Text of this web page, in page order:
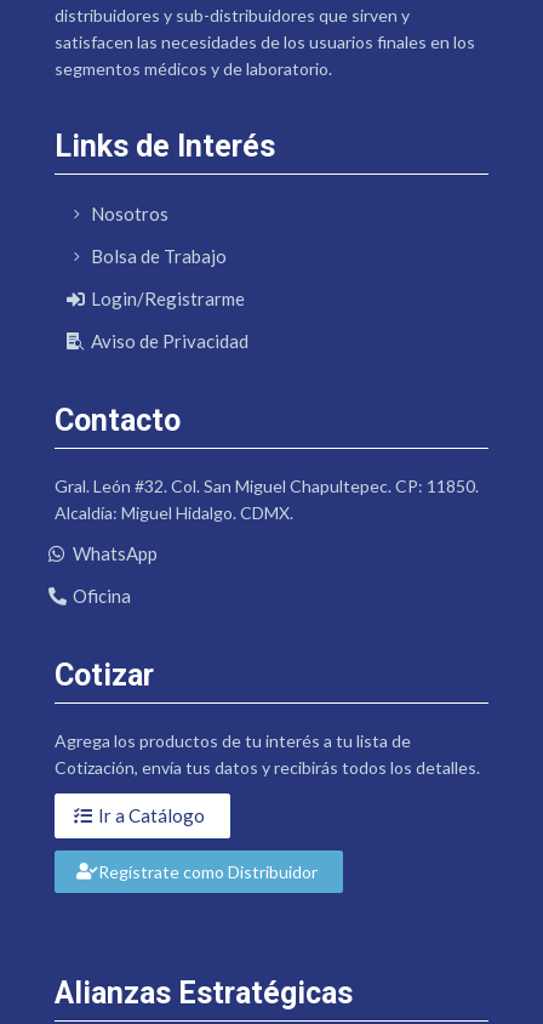
distribuidores y sub-distribuidores que sirven y
satisfacen las necesidades de los usuarios finales en los
segmentos médicos y de laboratorio.
Links de Interés
Nosotros
Bolsa de Trabajo
Login/Registrarme
Aviso de Privacidad
Contacto
Gral. León #32. Col. San Miguel Chapultepec. CP: 11850.
Alcaldía: Miguel Hidalgo. CDMX.
WhatsApp
Oficina
Cotizar
Agrega los productos de tu interés a tu lista de
Cotización, envía tus datos y recibirás todos los detalles.
Ir a Catálogo
Regístrate como Distribuidor
Alianzas Estratégicas